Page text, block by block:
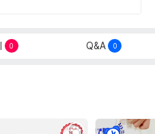
0 Q&A 0